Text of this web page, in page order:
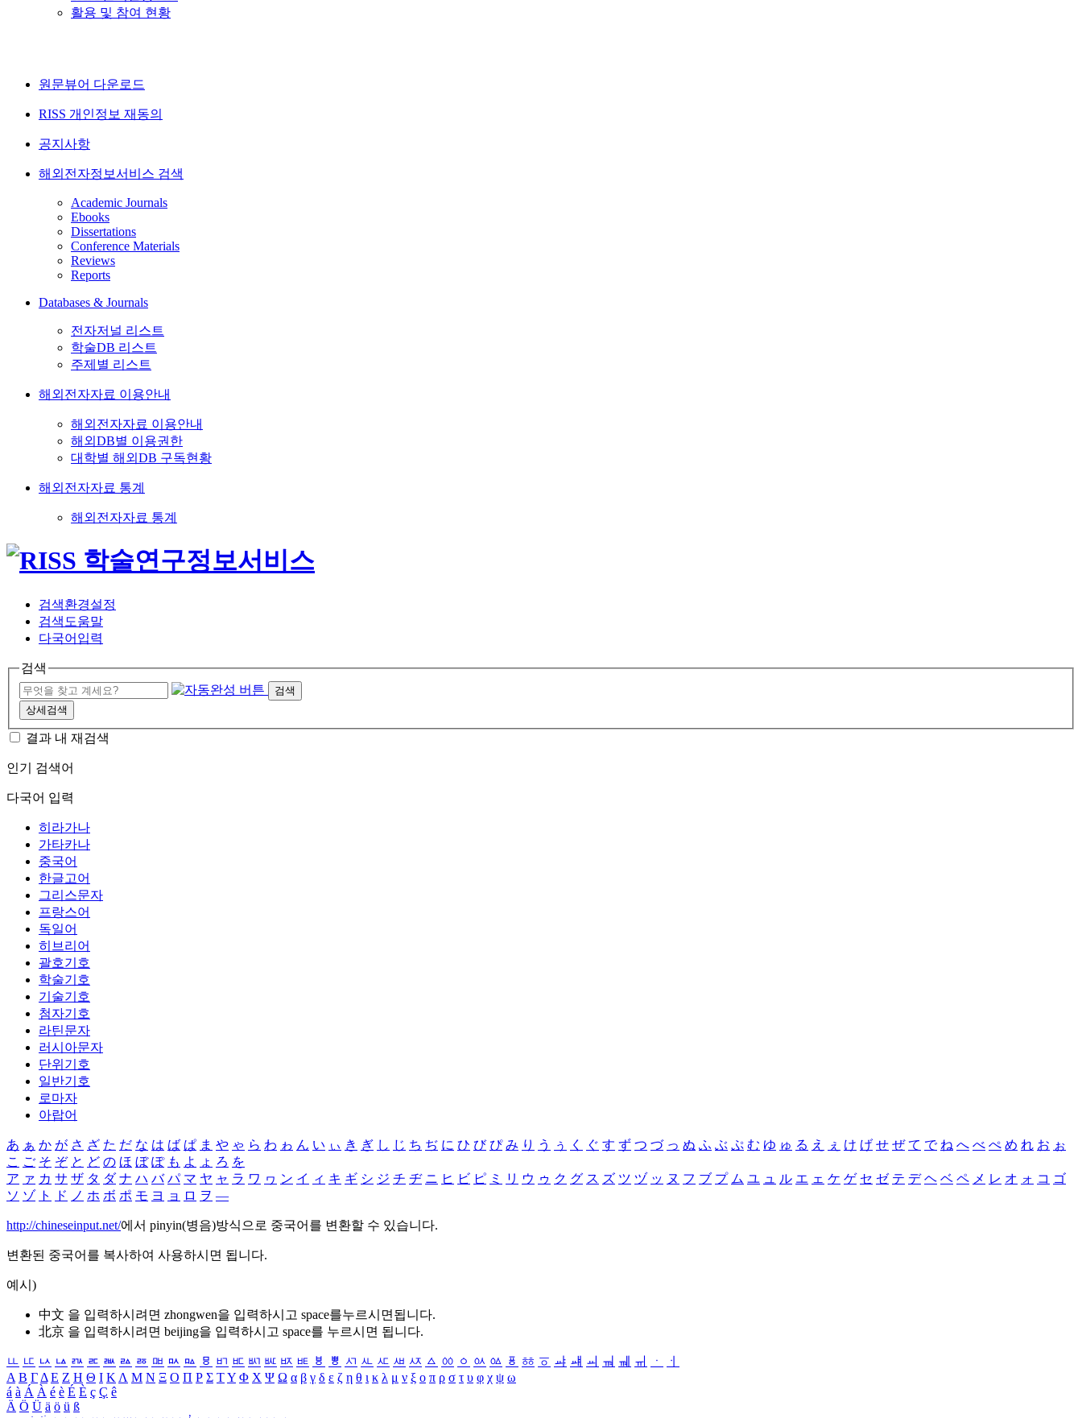
활용 및 참여 현황
원문뷰어 다운로드
RISS 개인정보 재동의
공지사항
해외전자정보서비스 검색
Academic Journals
Ebooks
Dissertations
Conference Materials
Reviews
Reports
Databases & Journals
전자저널 리스트
학술DB 리스트
주제별 리스트
해외전자자료 이용안내
해외전자자료 이용안내
해외DB별 이용권한
대학별 해외DB 구독현황
해외전자자료 통계
해외전자자료 통계
검색환경설정
검색도움말
다국어입력
검색
검색
상세검색
결과 내 재검색
인기 검색어
다국어 입력
히라가나
가타카나
중국어
한글고어
그리스문자
프랑스어
독일어
히브리어
괄호기호
학술기호
기술기호
첨자기호
라틴문자
러시아문자
단위기호
일반기호
로마자
아랍어
あ ぁ か が さ ざ た だ な は ば ぱ ま や ゃ ら わ ゎ ん い ぃ き ぎ し じ ち ぢ に ひ び ぴ み り う ぅ く ぐ す ず つ づ っ ぬ ふ ぶ ぷ む ゆ ゅ る え ぇ け げ せ ぜ て で ね へ べ ぺ め れ お ぉ
こ ご そ ぞ と ど の ほ ぼ ぽ も よ ょ ろ を
ア ァ カ サ ザ タ ダ ナ ハ バ パ マ ヤ ャ ラ ワ ヮ ン イ ィ キ ギ シ ジ チ ヂ ニ ヒ ビ ピ ミ リ ウ ゥ ク グ ス ズ ツ ヅ ッ ヌ フ ブ プ ム ユ ュ ル エ ェ ケ ゲ セ ゼ テ デ ヘ ベ ペ メ レ オ ォ コ ゴ
ソ ゾ ト ド ノ ホ ボ ポ モ ヨ ョ ロ ヲ ―
http://chineseinput.net/에서 pinyin(병음)방식으로 중국어를 변환할 수 있습니다.
변환된 중국어를 복사하여 사용하시면 됩니다.
예시)
中文 을 입력하시려면 zhongwen을 입력하시고 space를누르시면됩니다.
北京 을 입력하시려면 beijing을 입력하시고 space를 누르시면 됩니다.
ㅥ ㅦ ㅧ ㅨ ㅩ ㅪ ㅫ ㅬ ㅭ ㅮ ㅯ ㅰ ㅱ ㅲ ㅳ ㅴ ㅵ ㅶ ㅷ ㅸ ㅹ ㅺ ㅻ ㅼ ㅽ ㅾ ㅿ ㆀ ㆁ ㆂ ㆃ ㆄ ㆅ ㆆ ㆇ ㆈ ㆉ ㆊ ㆋ ㆌ ㆍ
ㆎ
Α Β ΓΔ Ε Ζ Η Θ Ι ΚΛ Μ Ν Ξ Ο Π Ρ Σ ΤΥ Φ Χ Ψ Ω α β γ δ ε ζ η θ ι κ λ μ ν ξ ο π ρ σ τ υ φ χ ψ ω
á à Á À é è É È ç Ç ê
Ä Ö Ü ä ö ü ß